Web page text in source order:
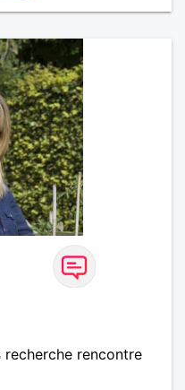
recherche rencontre